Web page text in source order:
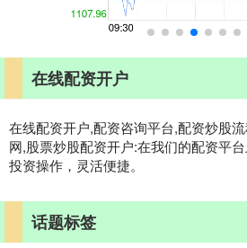
在线配资开户
在线配资开户,配资咨询平台,配资炒股
网,股票炒股配资开户:在我们的配资平
投资操作，灵活便捷。
话题标签